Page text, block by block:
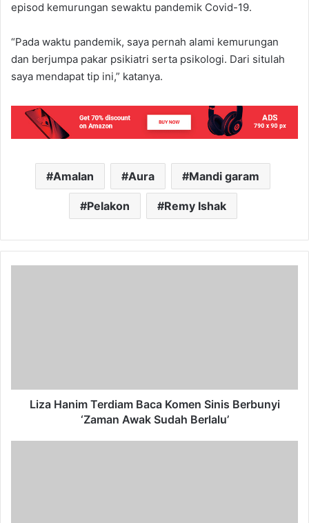
episod kemurungan sewaktu pandemik Covid-19.
“Pada waktu pandemik, saya pernah alami kemurungan
dan berjumpa pakar psikiatri serta psikologi. Dari situlah
saya mendapat tip ini,” katanya.
Amalan Aura Mandi garam
Pelakon Remy Ishak
Awak
SudahLiza Hanim Terdiam Baca Komen Sinis Berbunyi
‘Zaman Awak Sudah Berlalu’